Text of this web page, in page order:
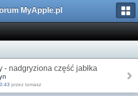
MyApple.pl
- nadgryziona część jabłka
przez tomasz